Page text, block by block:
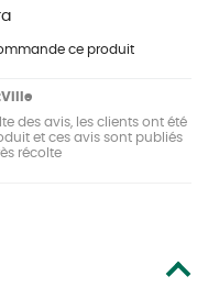
ce produit
des avis, les clients ont été
et ces avis sont publiés
récolte